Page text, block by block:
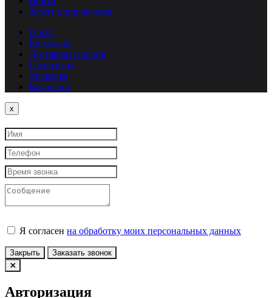
Зарегистрироваться
О нас
Контакты
Доставка и оплата
Реквизиты
Упаковка
Вакансии
x
Я согласен на обработку моих персональных данных
Закрыть Заказать звонок
Авторизация